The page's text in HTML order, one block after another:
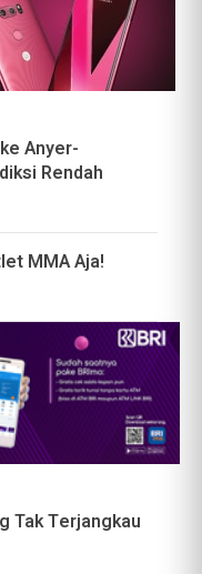
Anyer-
Rendah
MMA Aja!
Tak Terjangkau